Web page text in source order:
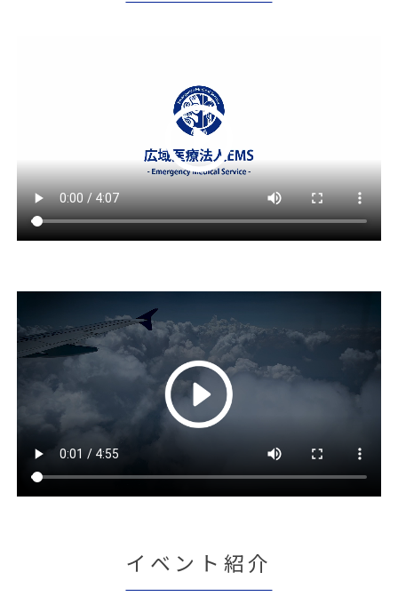
イベント紹介